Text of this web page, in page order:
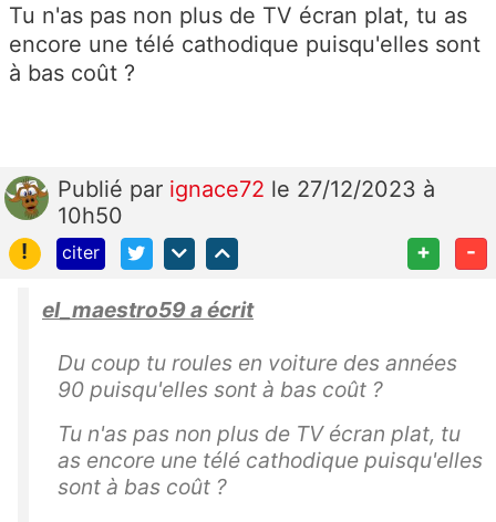
Tu n'as pas non plus de TV écran plat, tu as
encore une télé cathodique puisqu'elles sont
à bas coût ?
Publié par ignace72 le 27/12/2023 à
10h50
!
citer + -
el_maestro59 a écrit
Du coup tu roules en voiture des années
90 puisqu'elles sont à bas coût ?
Tu n'as pas non plus de TV écran plat, tu
as encore une télé cathodique puisqu'elles
sont à bas coût ?